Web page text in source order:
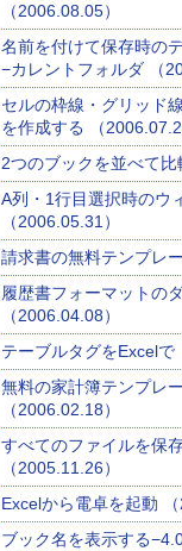
（2006.08.05）
名前を付けて保存時の
−カレントフォルダ （
セルの枠線・グリッド
を作成する （
2つのブックを並べて比
A列・1行目選択時のウ
（2006.05.31）
請求書の無料テンプレ
履歴書フォーマットの
（2006.04.08）
テーブルタグをExcelで
無料の家計簿テンプレ
（2006.02.18）
すべてのファイルを保
（2005.11.26）
Excelから電卓を起動 （
ブック名を表示する